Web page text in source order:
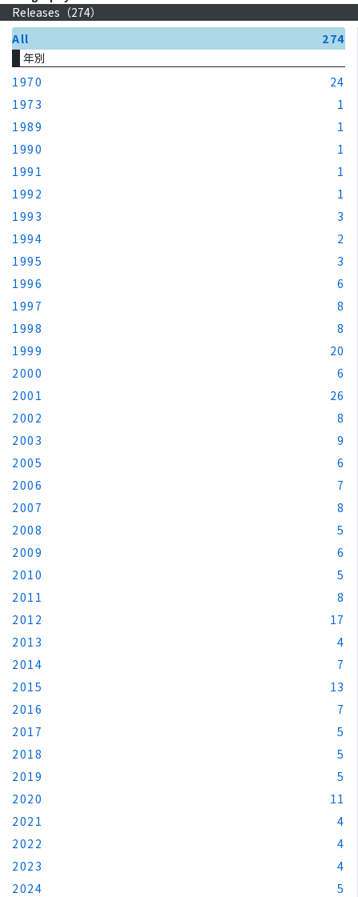
Releases（274）
All
274
年別
1970
24
1973
1
1989
1
1990
1
1991
1
1992
1
1993
3
1994
2
1995
3
1996
6
1997
8
1998
8
1999
20
2000
6
2001
26
2002
8
2003
9
2005
6
2006
7
2007
8
2008
5
2009
6
2010
5
2011
8
2012
17
2013
4
2014
7
2015
13
2016
7
2017
5
2018
5
2019
5
2020
11
2021
4
2022
4
2023
4
2024
5